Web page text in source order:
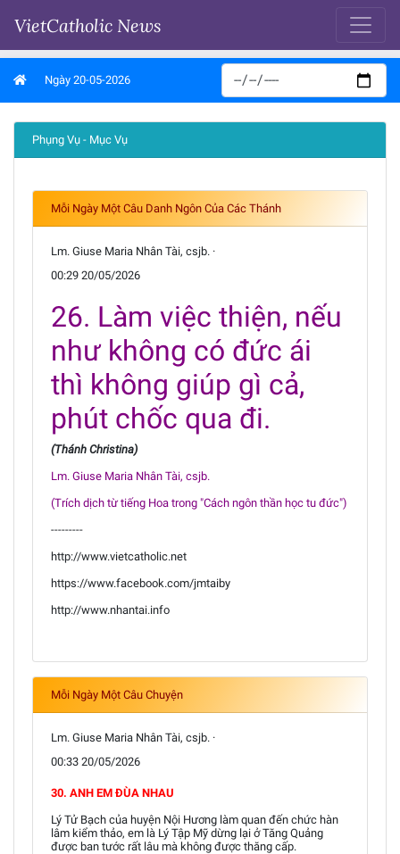
VietCatholic News
Ngày 20-05-2026
Phụng Vụ - Mục Vụ
Mỗi Ngày Một Câu Danh Ngôn Của Các Thánh
Lm. Giuse Maria Nhân Tài, csjb. ·
00:29 20/05/2026
26. Làm việc thiện, nếu
như không có đức ái
thì không giúp gì cả,
phút chốc qua đi.
(Thánh Christina)
Lm. Giuse Maria Nhân Tài, csjb.
(Trích dịch từ tiếng Hoa trong "Cách ngôn thần học tu đức")
---------
http://www.vietcatholic.net
https://www.facebook.com/jmtaiby
http://www.nhantai.info
Mỗi Ngày Một Câu Chuyện
Lm. Giuse Maria Nhân Tài, csjb. ·
00:33 20/05/2026
30. ANH EM ĐÙA NHAU
Lý Tử Bạch của huyện Nội Hương làm quan đến chức hàn
lâm kiểm thảo, em là Lý Tập Mỹ dừng lại ở Tăng Quảng
được ban tước rất lâu mà không được thăng cấp.